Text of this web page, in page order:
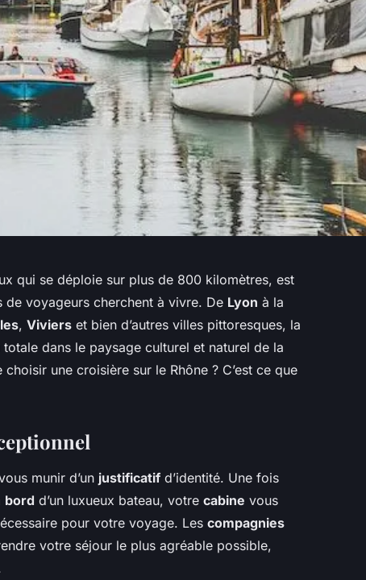
qui se déploie sur plus de 800 kilomètres, est
de voyageurs cherchent à vivre. De Lyon à la
, Viviers et bien d’autres villes pittoresques, la
dans le paysage culturel et naturel de la
une croisière sur le Rhône ? C’est ce que
munir d’un justificatif d’identité. Une fois
bord d’un luxueux bateau, votre cabine vous
pour votre voyage. Les compagnies
votre séjour le plus agréable possible,